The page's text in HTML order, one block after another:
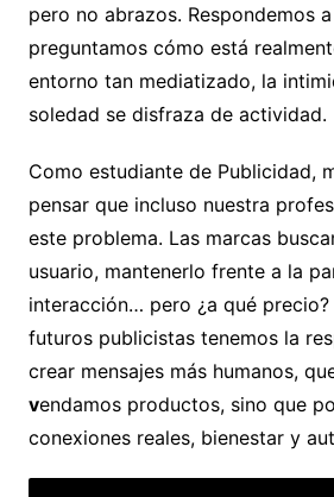
pero no abrazos. Respondemos
preguntamos cómo está
entorno tan mediatizado, la
soledad se disfraza de actividad.
Como estudiante de Publicidad,
pensar que incluso nuestra
este problema. Las marcas
usuario, mantenerlo frente a la
interacción… pero ¿a qué
futuros publicistas tenemos la
crear mensajes más humanos,
vendamos productos, sino que
conexiones reales, bienestar y